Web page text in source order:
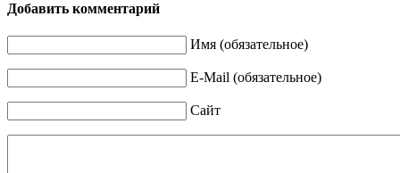
Добавить комментарий
Имя (обязательное)
E-Mail (обязательное)
Сайт